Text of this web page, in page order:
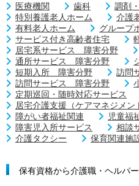
医療機関 歯科
調剤
特別養護老人ホーム
介護
有料老人ホーム
グループ
サービス付き高齢者住宅
居宅系サービス 障害分野
通所サービス 障害分野
短期入所 障害分野
訪問
訪問サービス 障害分野
定期巡回・随時対応サービス
居宅介護支援（ケアマネジメン
障がい者福祉関連
児童福
障害児入所サービス
相談
介護タクシー
保育関連施
保有資格から介護職・ヘルパ